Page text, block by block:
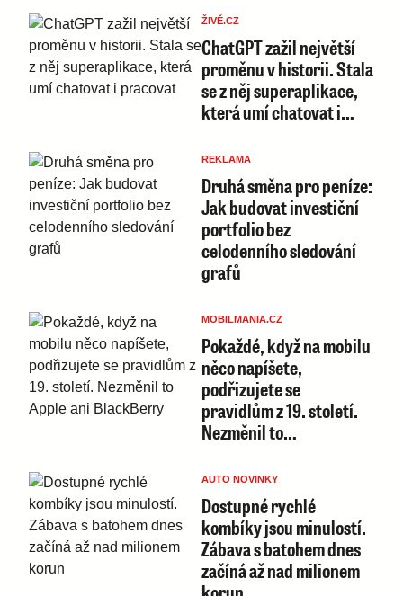
ŽIVĚ.CZ
ChatGPT zažil největší
proměnu v historii. Stala
se z něj superaplikace,
která umí chatovat i…
REKLAMA
Druhá směna pro peníze:
Jak budovat investiční
portfolio bez
celodenního sledování
grafů
MOBILMANIA.CZ
Pokaždé, když na mobilu
něco napíšete,
podřizujete se
pravidlům z 19. století.
Nezměnil to…
AUTO NOVINKY
Dostupné rychlé
kombíky jsou minulostí.
Zábava s batohem dnes
začíná až nad milionem